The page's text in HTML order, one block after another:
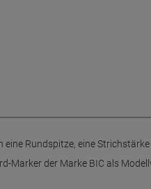
Rundspitze, eine
Marker der Marke BIC als